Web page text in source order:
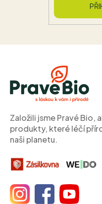
Založili jsme Pravé Bio,
produkty, které léčí
naši planetu.